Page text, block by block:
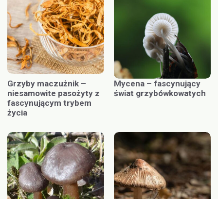
Grzyby maczużnik –
niesamowite pasożyty z
fascynującym trybem
życia
Mycena – fascynujący
świat grzybówkowatych